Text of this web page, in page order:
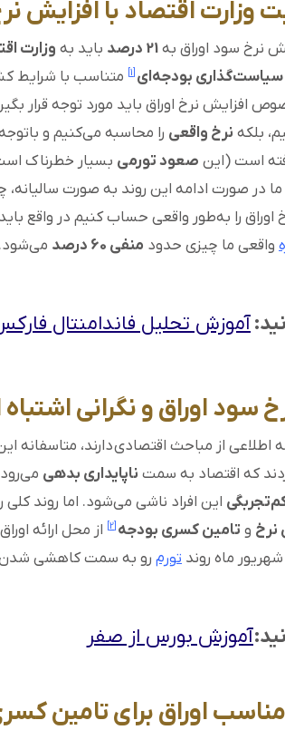
وزارت اقتصاد با افزایش
نرخ سود اوراق به21 درصد باید به وزارت
سیاست‌گذاری بودجه‌ای
متناسب با شرایط
افزایش نرخ اوراق باید مورد توجه قرار
بلکه نرخ واقعی را محاسبه می‌کنیم و
است (این صعود تورمی بسیار خطرناک
در صورت ادامه این روند به صورت
واقعی ما چیزی حدود منفی 60 درصد می‌شود.
آموزش تحلیل فاندامنتال
سود اوراق و نگرانی اشتباه
اطلاعی از مباحث اقتصادی دارند، متاسفانه
که اقتصاد به سمت ناپایداری بدهی
این افراد ناشی می‌شود. اما روند
نرخ و تامین کسری بودجه
از محل ارائه
ماه روند تورم رو به سمت کاهشی شدن
آموزش بورس از صفر
اوراق برای تامین